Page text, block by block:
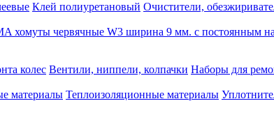
Клей полиуретановый Очистители,
хомуты червячные W3 ширина 9 мм. с постоянным
колес Вентили, ниппели, колпачки Наборы для
материалы Теплоизоляционные материалы